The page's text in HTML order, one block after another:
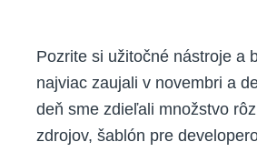
Pozrite si užitočné nástroje a
najviac zaujali v novembri a
deň sme zdieľali množstvo
zdrojov, šablón pre